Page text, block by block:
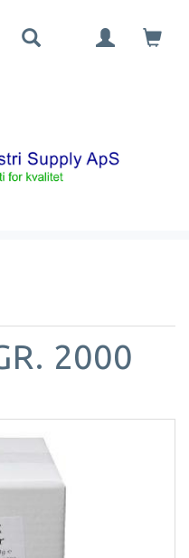
2000